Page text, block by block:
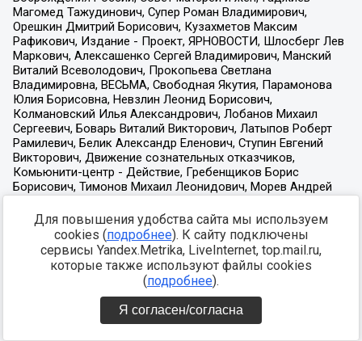
Для повышения удобства сайта мы используем
cookies (подробнее). К сайту подключены
сервисы Yandex.Metrika, LiveInternet, top.mail.ru,
которые также используют файлы cookies
(подробнее).
Я согласен/согласна